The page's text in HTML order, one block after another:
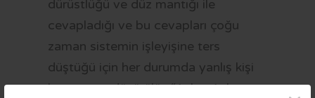
dürüstlüğü ve düz mantığı ile
cevapladığı ve bu cevapları çoğu
zaman sistemin işleyişine ters
düştüğü için her durumda yanlış kişi
konumuna düşürülür. “Aslan Asker